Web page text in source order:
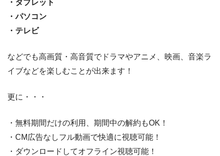
・タブレット
・パソコン
・テレビ
などでも高画質・高音質でドラマやアニメ、映画、音楽ラ
イブなどを楽しむことが出来ます！
更に・・・
・無料期間だけの利用、期間中の解約もOK！
・CM広告なしフル動画で快適に視聴可能！
・ダウンロードしてオフライン視聴可能！